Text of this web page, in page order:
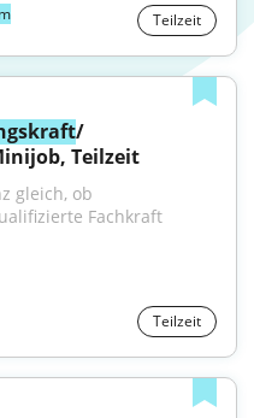
Teilzeit
/
Teilzeit
gleich, ob
Fachkraft
Teilzeit